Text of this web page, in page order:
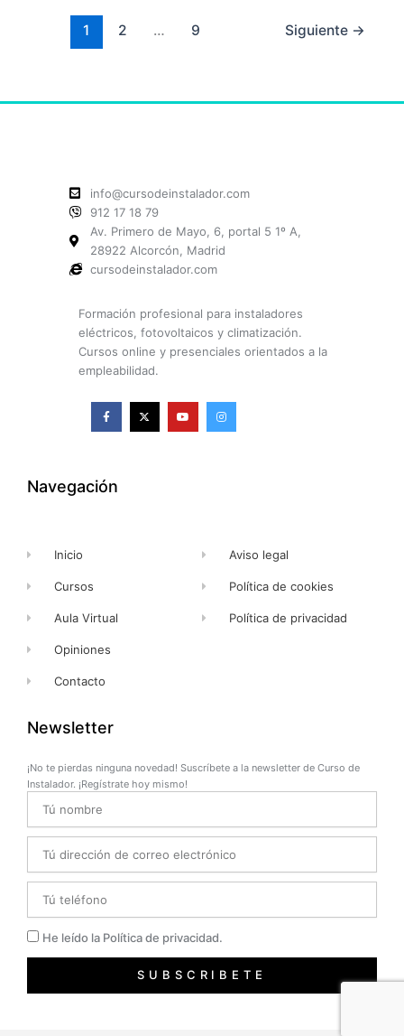
1 2 … 9 Siguiente →
info@cursodeinstalador.com
912 17 18 79
Av. Primero de Mayo, 6, portal 5 1º A,
28922 Alcorcón, Madrid
cursodeinstalador.com
Formación profesional para instaladores
eléctricos, fotovoltaicos y climatización.
Cursos online y presenciales orientados a la
empleabilidad.
F
a
k
-
X
-
Y
o
I
n
Navegación
Inicio
Cursos
Aula Virtual
Opiniones
Contacto
Aviso legal
Política de cookies
Política de privacidad
Newsletter
¡No te pierdas ninguna novedad! Suscríbete a la newsletter de Curso de
Instalador. ¡Regístrate hoy mismo!
Privacidad
He leído la Política de privacidad.
SUBSCRIBETE